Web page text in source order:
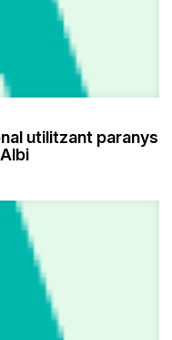
utilitzant paranys